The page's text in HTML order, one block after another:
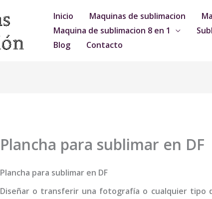
Inicio Maquinas de sublimacion
Maquina de sublimacion 8 en 1
Blog
Contacto
Plancha para sublimar en DF
Plancha para sublimar en DF
Diseñar o transferir una fotografía o cualquier